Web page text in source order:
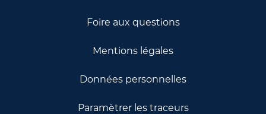
Foire aux questions
Mentions légales
Données personnelles
Paramètrer les traceurs